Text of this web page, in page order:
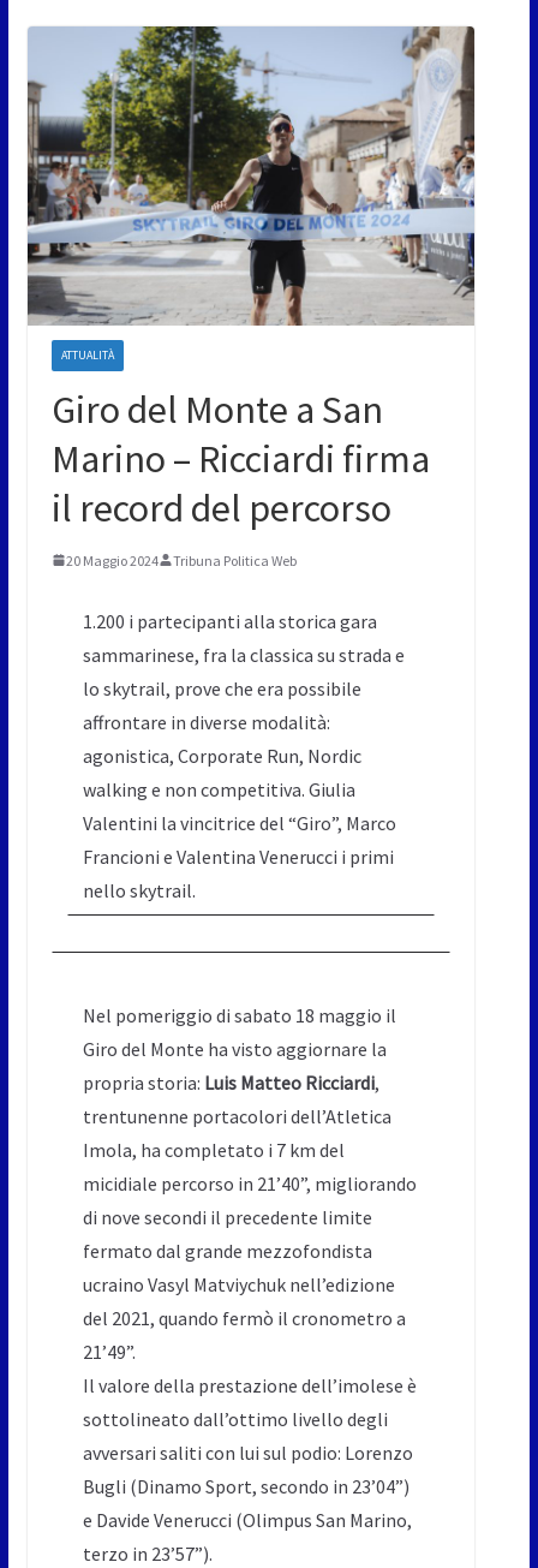
ATTUALITÀ
Giro del Monte a San
Marino – Ricciardi firma
il record del percorso
20 Maggio 2024 Tribuna Politica Web
1.200 i partecipanti alla storica gara
sammarinese, fra la classica su strada e
lo skytrail, prove che era possibile
affrontare in diverse modalità:
agonistica, Corporate Run, Nordic
walking e non competitiva. Giulia
Valentini la vincitrice del “Giro”, Marco
Francioni e Valentina Venerucci i primi
nello skytrail.
Nel pomeriggio di sabato 18 maggio il
Giro del Monte ha visto aggiornare la
propria storia: Luis Matteo Ricciardi,
trentunenne portacolori dell’Atletica
Imola, ha completato i 7 km del
micidiale percorso in 21’40”, migliorando
di nove secondi il precedente limite
fermato dal grande mezzofondista
ucraino Vasyl Matviychuk nell’edizione
del 2021, quando fermò il cronometro a
21’49”.
Il valore della prestazione dell’imolese è
sottolineato dall’ottimo livello degli
avversari saliti con lui sul podio: Lorenzo
Bugli (Dinamo Sport, secondo in 23’04”)
e Davide Venerucci (Olimpus San Marino,
terzo in 23’57”).